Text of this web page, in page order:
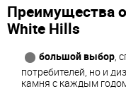
Преимущества
White Hills
большой выбор,
потребителей, но и
камня с каждым